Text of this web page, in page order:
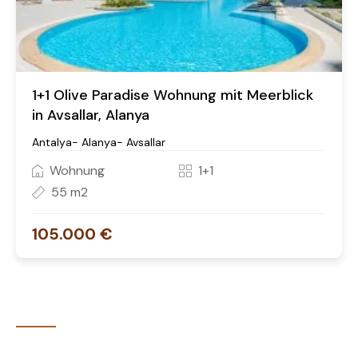
1+1 Olive Paradise Wohnung mit Meerblick
in Avsallar, Alanya
Antalya- Alanya- Avsallar
Wohnung
1+1
55 m2
105.000 €